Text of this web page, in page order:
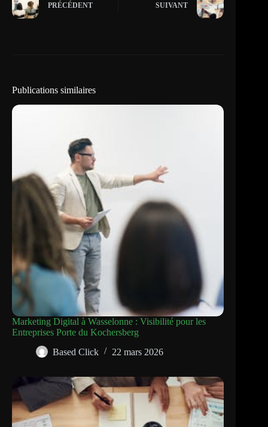
PRÉCÉDENT SUIVANT
Publications similaires
Marketing Digital à Wasselonne : Visibilité pour les
Entreprises Porte du Kochersberg
Based Click
22 mars 2026